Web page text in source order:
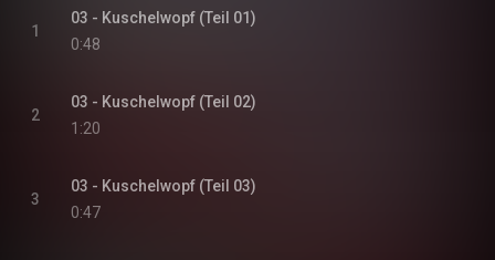
1
03 - Kuschelwopf (Teil 01)
0:48
2
03 - Kuschelwopf (Teil 02)
1:20
3
03 - Kuschelwopf (Teil 03)
0:47